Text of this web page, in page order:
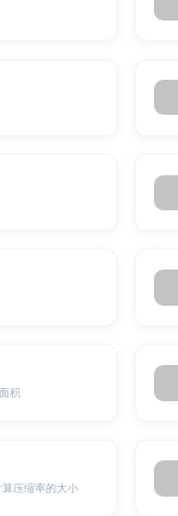
积
压缩率的大小